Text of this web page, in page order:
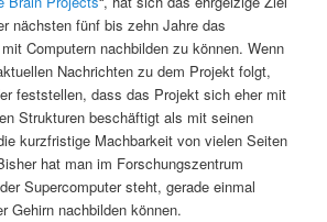
nächsten fünf bis zehn Jahre das
Computern nachbilden zu können. Wenn
Nachrichten zu dem Projekt folgt,
feststellen, dass das Projekt sich eher mit
Strukturen beschäftigt als mit seinen
kurzfristige Machbarkeit von vielen Seiten
hat man im Forschungszentrum
Supercomputer steht, gerade einmal
Gehirn nachbilden können.